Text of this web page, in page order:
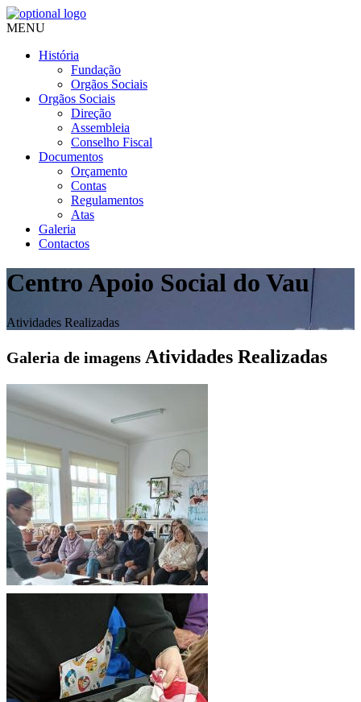
MENU
História
Fundação
Orgãos Sociais
Orgãos Sociais
Direção
Assembleia
Conselho Fiscal
Documentos
Orçamento
Contas
Regulamentos
Atas
Galeria
Contactos
Centro Apoio Social do Vau
Atividades Realizadas
Galeria de imagens Atividades Realizadas